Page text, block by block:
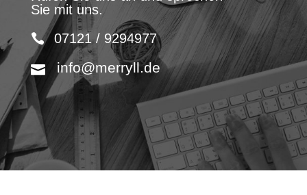
Sie mit uns.
07121 / 9294977
info@merryll.de